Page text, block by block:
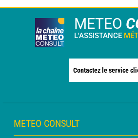
METEO
L'ASSISTANCE
Contactez le service
METEO CONSULT